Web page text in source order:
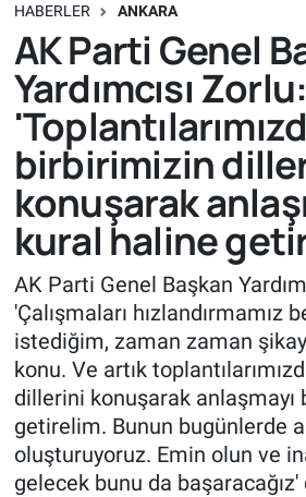
HABERLER ANKARA
AK Parti Genel
Yardımcısı Zorlu:
birbirimizin
konuşarak
kural haline
AK Parti Genel Başkan
'Çalışmaları hızlandırmamız
istediğim, zaman zaman
konu. Ve artık
dillerini konuşarak anlaşmayı
getirelim. Bunun bugünlerde
oluşturuyoruz. Emin olun ve
gelecek bunu da başaracağız'
Süper Lig Puan Durumu ve
Tüm Manşetler
Son Dakika Haberleri
Haber Arşivi